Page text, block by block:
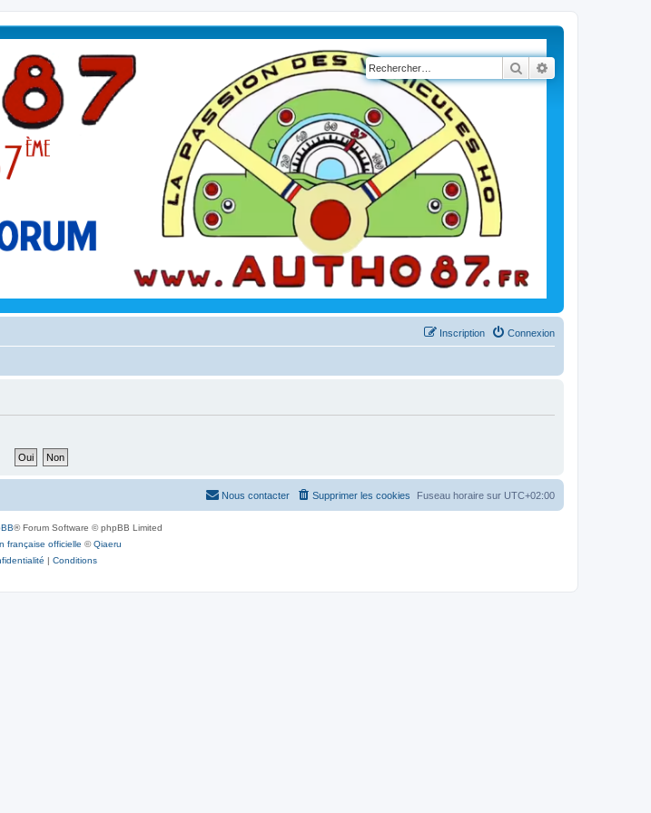
Rechercher
Connexion
Inscription
Fuseau horaire sur UTC+02:00
Supprimer les cookies
Nous contacter
® Forum Software © phpBB Limited
française officielle ©Qiaeru
| Conditions